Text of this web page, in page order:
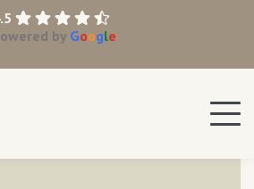
byGoogle